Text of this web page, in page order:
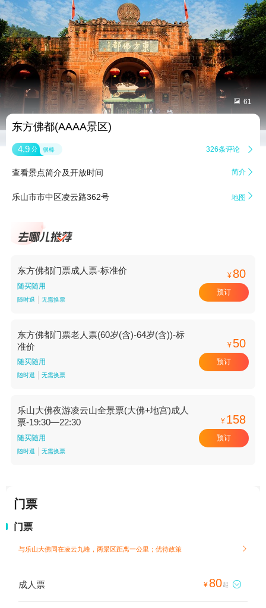
 61
东方佛都(AAAA景区)
4.9 分 很棒 326条评论 
查看景点简介及开放时间 简介 
乐山市市中区凌云路362号 地图 
东方佛都门票成人票-标准价
随买随用
随时退 无需换票
¥ 80
预订
东方佛都门票老人票(60岁(含)-64岁(含))-标
准价
随买随用
随时退 无需换票
¥ 50
预订
乐山大佛夜游凌云山全景票(大佛+地宫)成人
票-19:30—22:30
随买随用
随时退 无需换票
¥ 158
预订
门票
门票
与乐山大佛同在凌云九峰，两景区距离一公里； 优待政策 
成人票 ¥ 80起 
